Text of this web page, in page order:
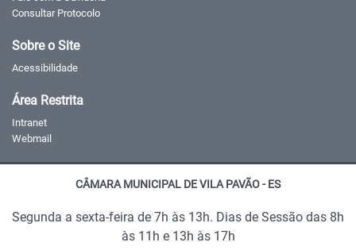
Consultar Protocolo
Sobre o Site
Acessibilidade
Área Restrita
Intranet
Webmail
CÂMARA MUNICIPAL DE VILA PAVÃO - ES
Segunda a sexta-feira de 7h às 13h. Dias de Sessão das 8h
às 11h e 13h às 17h